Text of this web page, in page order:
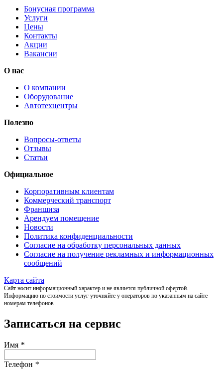
Бонусная программа
Услуги
Цены
Контакты
Акции
Вакансии
О нас
О компании
Оборудование
Автотехцентры
Полезно
Вопросы-ответы
Отзывы
Статьи
Официальное
Корпоративным клиентам
Коммерческий транспорт
Франшиза
Арендуем помещение
Новости
Политика конфиденциальности
Согласие на обработку персональных данных
Согласие на получение рекламных и информационных
сообщений
Карта сайта
Сайт носит информационный характер и не является публичной офертой.
Информацию по стоимости услуг уточняйте у операторов по указанным на сайте
номерам телефонов
Записаться на сервис
Имя *
Телефон *